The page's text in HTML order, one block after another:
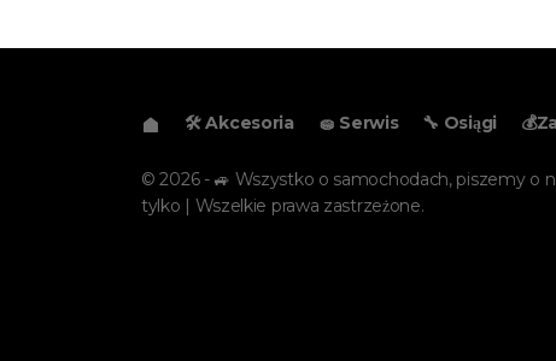
🛠️ Akcesoria 🧽 Serwis 🔧 Osiągi
© 2026 - 🚙 Wszystko o samochodach, piszemy o
tylko | Wszelkie prawa zastrzeżone.